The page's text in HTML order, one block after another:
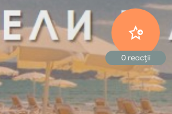
0reacții